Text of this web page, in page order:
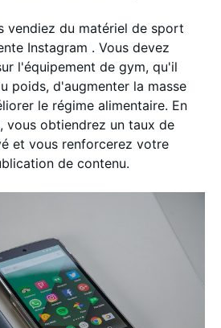
vendiez du matériel de sport
Instagram . Vous devez
l'équipement de gym, qu'il
poids, d'augmenter la masse
le régime alimentaire. En
vous obtiendrez un taux de
et vous renforcerez votre
de contenu.